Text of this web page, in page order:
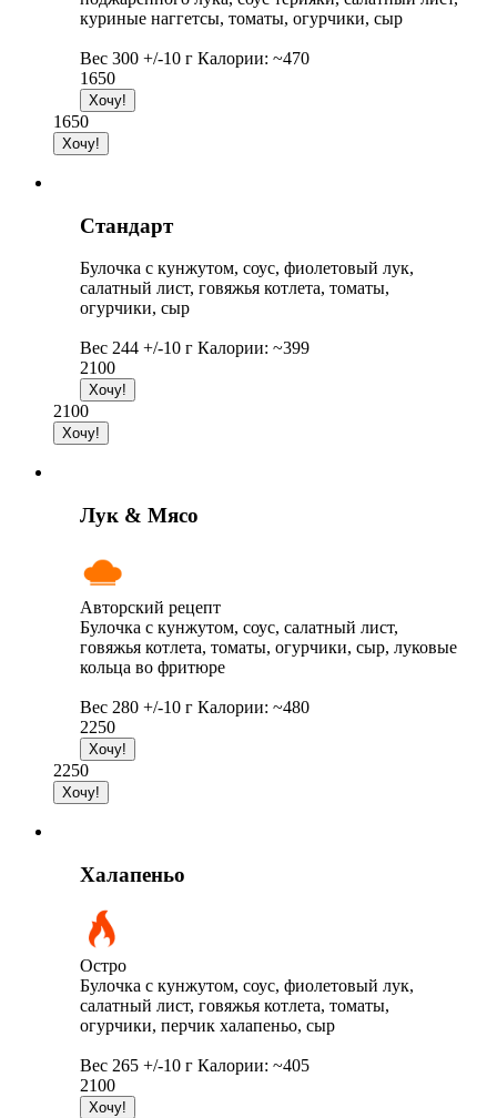
куриные наггетсы, томаты, огурчики, сыр
Вес 300 +/-10 г Калории: ~470
1650
1650
Стандарт
Булочка с кунжутом, соус, фиолетовый лук,
салатный лист, говяжья котлета, томаты,
огурчики, сыр
Вес 244 +/-10 г Калории: ~399
2100
2100
Лук & Мясо
Авторский рецепт
Булочка с кунжутом, соус, салатный лист,
говяжья котлета, томаты, огурчики, сыр, луковые
кольца во фритюре
Вес 280 +/-10 г Калории: ~480
2250
2250
Халапеньо
Остро
Булочка с кунжутом, соус, фиолетовый лук,
салатный лист, говяжья котлета, томаты,
огурчики, перчик халапеньо, сыр
Вес 265 +/-10 г Калории: ~405
2100